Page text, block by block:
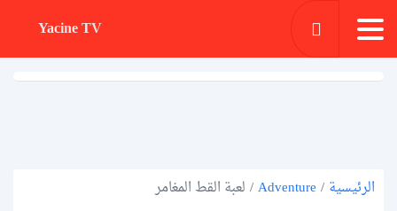
Yacine TV
الرئيسية /
Adventure
/ لعبة القط المغامر